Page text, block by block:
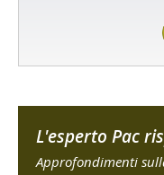
L'esperto Pac
Approfondimenti